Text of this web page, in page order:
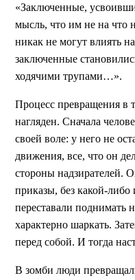
«Заключенные,
мысль, что им не на что
никак не могут влиять
заключенные
ходячими трупами…».
Процесс превращения в
нагляден. Сначала
своей воле: у него не
движения, все, что он
стороны надзирателей.
приказы, без какой-
переставали поднимать
характерно шаркать.
перед собой. И тогда
В зомби люди